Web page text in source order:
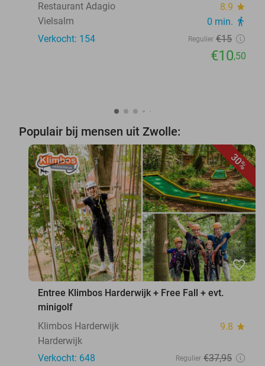
Restaurant Adagio
8.9 star
Vielsalm 0 min. directions_walk
Verkocht: 154 Regulier €15
€10,50
Populair bij mensen uit Zwolle:
30%
favorite_border
Entree Klimbos Harderwijk + Free Fall + evt.
minigolf
Klimbos Harderwijk
9.8 star
Harderwijk
Verkocht: 648
Regulier €37,95